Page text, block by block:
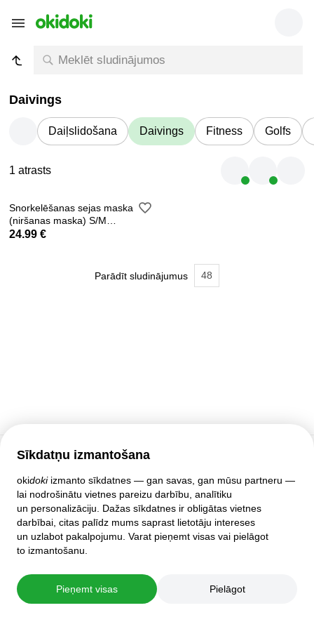
Daivings
Daiļslidošana Daivings Fitness Golfs
1 atrasts
Snorkelēšanas sejas maska
(niršanas maska) S/M
P23469
24.99 €
Parādīt sludinājumus 48
Sīkdatņu izmantošana
okidokiizmanto sīkdatnes — gan savas, gan mūsu partneru —
lai nodrošinātu vietnes pareizu darbību, analītiku
un personalizāciju. Dažas sīkdatnes ir obligātas vietnes
darbībai, citas palīdz mums saprast lietotāju intereses
un uzlabot pakalpojumu. Varat pieņemt visas vai pielāgot
to izmantošanu.
Pieņemt visas Pielāgot
Klientu atbalsts
Palīdzība
Politika un līgumi
Privātuma iestatījumi
Pilnā mājas lapas versija
© 2007–2026 oki